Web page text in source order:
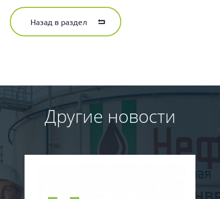
Назад в раздел
Другие новости